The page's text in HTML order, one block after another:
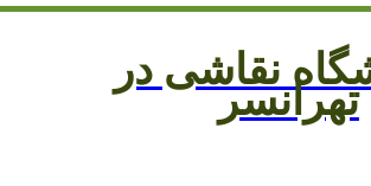
نقاشی در
تهرانسر